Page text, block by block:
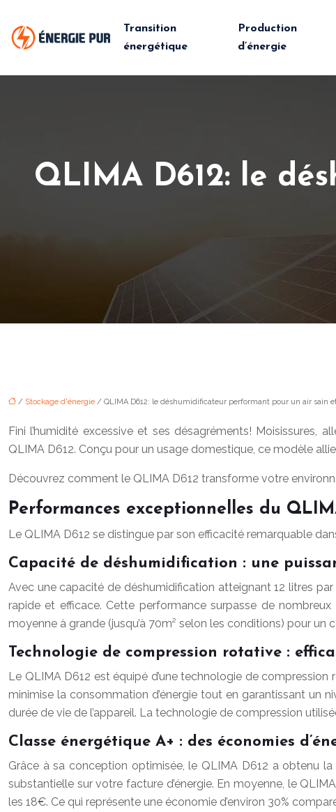
Transition
énergétique
Production
d’énergie
QLIMA D612: le
/ Stockage d'énergie / QLIMA D612: le déshumidificateur performant pour un air sain
Fini l’humidité excessive et ses désagréments! Moisissures,
QLIMA D612. Conçu pour un usage domestique, ce modèle
Découvrez comment le QLIMA D612 transforme votre
Performances exceptionnelles du
Le QLIMA D612 se distingue par son efficacité remarquable
Capacité de déshumidification : une
Avec une capacité de déshumidification atteignant 12 litres
rapide et efficace. Cette performance surpasse de
moyenne à grande (jusqu’à 70m² selon les conditions) pour un
Technologie de compression rotative :
Le QLIMA D612 est équipé d’une technologie de
minimise la consommation d’énergie tout en garantissant un
durée de vie de l’appareil. La technologie de compression
Classe énergétique A+ : des économies
Grâce à sa conception optimisée, le QLIMA D612 a obtenu
substantielle sur votre facture d’énergie. En moyenne, le
les 18€. Ce qui représente une économie d’environ 30%